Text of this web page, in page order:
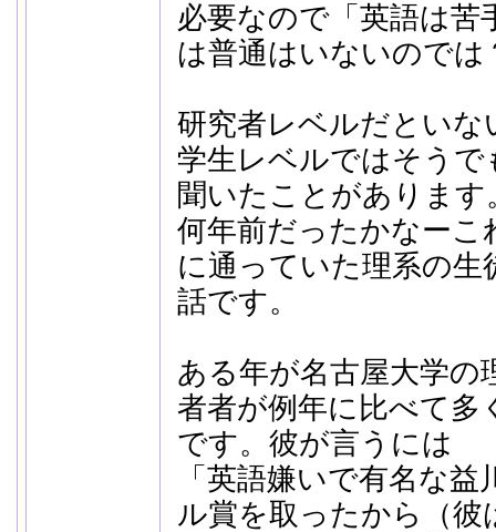
必要なので「英語は苦
は普通はいないのでは
研究者レベルだとい
学生レベルではそう
聞いたことがあります
何年前だったかなーこ
に通っていた理系の
話です。
ある年が名古屋大学の
者者が例年に比べて多
です。彼が言うには
「英語嫌いで有名な
ル賞を取ったから（彼